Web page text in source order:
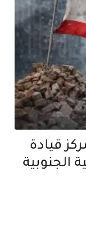
قيادة
الجنوبية